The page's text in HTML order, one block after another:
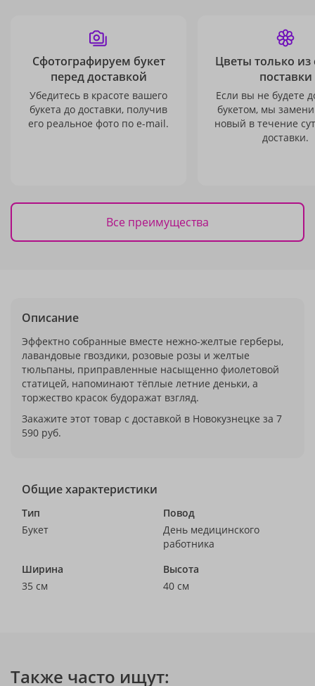
Сфотографируем букет
перед доставкой
Убедитесь в красоте вашего
букета до доставки, получив
его реальное фото по e-mail.
Цветы только из
поставки
Если вы не будете
букетом, мы
новый в течение
доставки.
Все преимущества
Описание
Эффектно собранные вместе нежно-желтые герберы,
лавандовые гвоздики, розовые розы и желтые
тюльпаны, приправленные насыщенно фиолетовой
статицей, напоминают тёплые летние деньки, а
торжество красок будоражат взгляд.
Закажите этот товар с доставкой в Новокузнецке за 7
590 руб.
Общие характеристики
Тип
Букет
Повод
День медицинского
работника
Ширина
35 см
Высота
40 см
Также часто ищут: